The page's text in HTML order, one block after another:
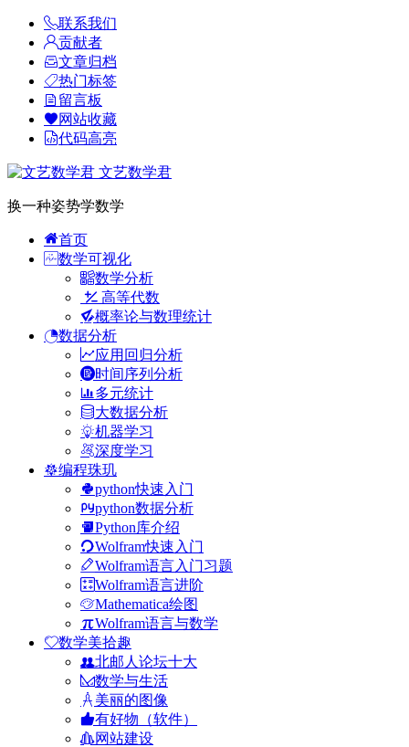
联系我们
贡献者
文章归档
热门标签
留言板
网站收藏
代码高亮
文艺数学君
换一种姿势学数学
首页
数学可视化
数学分析
高等代数
概率论与数理统计
数据分析
应用回归分析
时间序列分析
多元统计
大数据分析
机器学习
深度学习
编程珠玑
python快速入门
python数据分析
Python库介绍
Wolfram快速入门
Wolfram语言入门习题
Wolfram语言进阶
Mathematica绘图
Wolfram语言与数学
数学美拾趣
北邮人论坛十大
数学与生活
美丽的图像
有好物（软件）
网站建设